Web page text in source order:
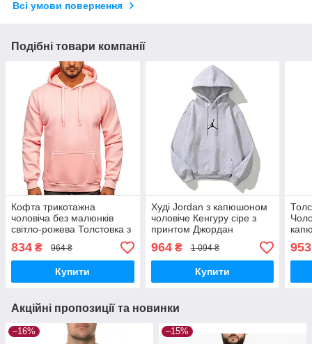
Всі умови повернення
Подібні товари компанії
Кофта трикотажна
чоловіча без малюнків
світло-рожева Толстовка з
капюшоном Худі з
кишенею кенгуру з
начосом
834 ₴ 964 ₴
Купити
Худі Jordan з капюшоном
чоловіче Кенгуру сіре з
принтом Джордан
Толстовка Кофта
трикотажна демісезонна
х\б
964₴ 1 094 ₴
Купити
з
953
Акційні пропозиції та новинки
–16% –15%